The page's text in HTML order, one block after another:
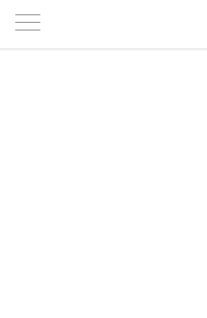
-->